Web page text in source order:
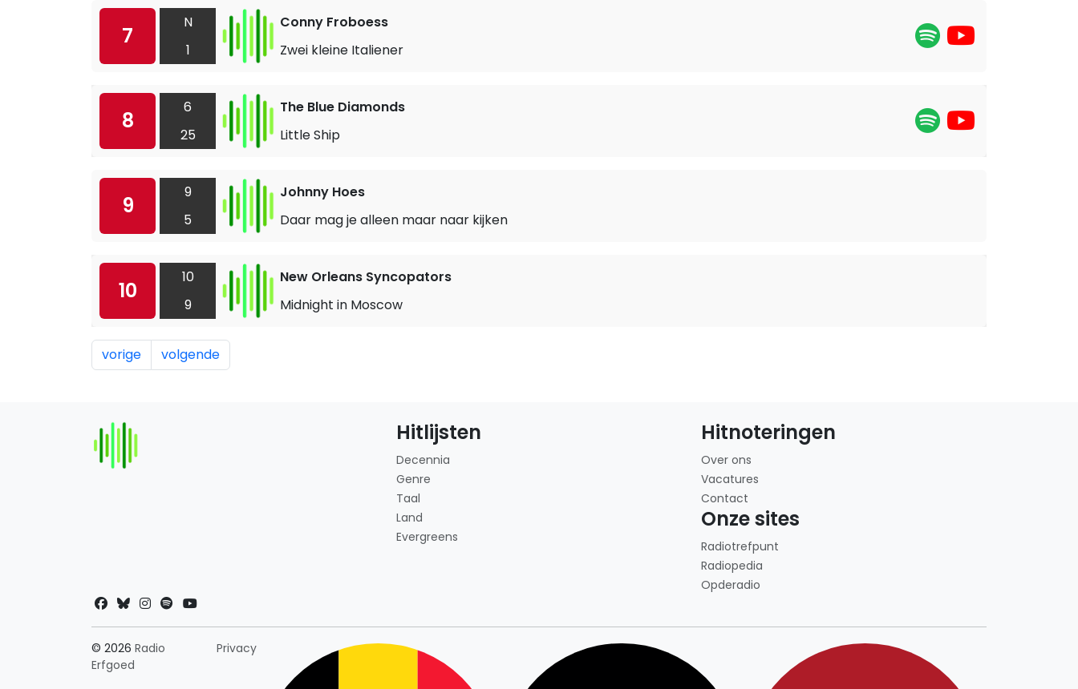
7
N
1
Conny Froboess
Zwei kleine Italiener
8
6
25
The Blue Diamonds
Little Ship
9
9
5
Johnny Hoes
Daar mag je alleen maar naar kijken
10
10
9
New Orleans Syncopators
Midnight in Moscow
vorige volgende
Hitlijsten
Decennia
Genre
Taal
Land
Evergreens
Hitnoteringen
Over ons
Vacatures
Contact
Onze sites
Radiotrefpunt
Radiopedia
Opderadio
© 2026 Radio
Erfgoed
PrivacyLandkeuze